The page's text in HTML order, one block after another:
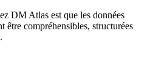
DM Atlas est que les données
compréhensibles, structurées